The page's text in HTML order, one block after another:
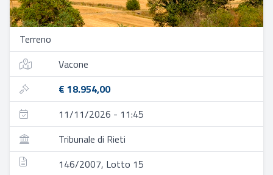
Terreno
Vacone
€ 18.954,00
11/11/2026 - 11:45
Tribunale di Rieti
146/2007, Lotto 15